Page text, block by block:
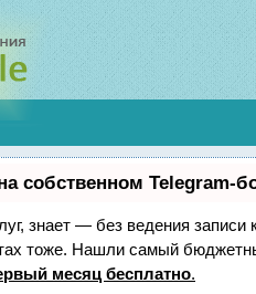
собственном Telegram-
знает — без ведения
тоже. Нашли самый
месяц бесплатно.